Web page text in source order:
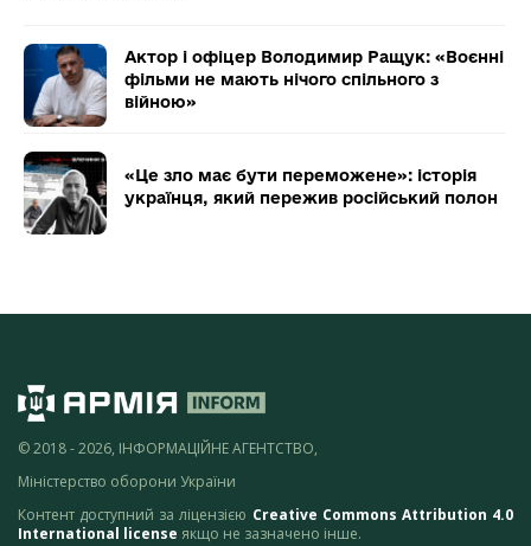
Актор і офіцер Володимир Ращук: «Воєнні
фільми не мають нічого спільного з
війною»
«Це зло має бути переможене»: історія
українця, який пережив російський полон
© 2018 - 2026, ІНФОРМАЦІЙНЕ АГЕНТСТВО,
Міністерство оборони України
Контент доступний за ліцензією Creative Commons Attribution 4.0
International license якщо не зазначено інше.